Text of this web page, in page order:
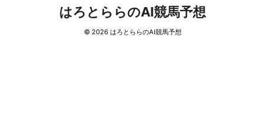
はろとららのAI競馬予想
© 2026 はろとららのAI競馬予想